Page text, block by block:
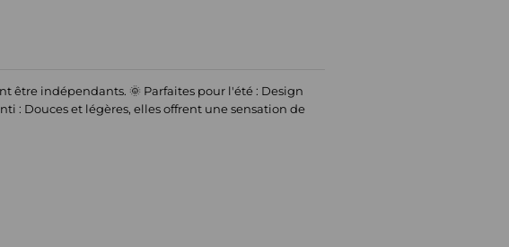
être indépendants. 🌞 Parfaites pour l'été : Design
: Douces et légères, elles offrent une sensation de